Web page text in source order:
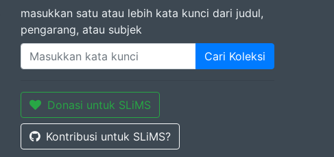
masukkan satu atau lebih kata kunci dari judul,
pengarang, atau subjek
Cari Koleksi
Donasi untuk SLiMS
Kontribusi untuk SLiMS?